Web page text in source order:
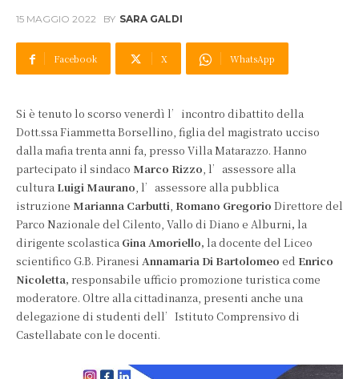
15 MAGGIO 2022 BY SARA GALDI
Facebook X WhatsApp
Si è tenuto lo scorso venerdì l’incontro dibattito della
Dott.ssa Fiammetta Borsellino, figlia del magistrato ucciso
dalla mafia trenta anni fa, presso Villa Matarazzo. Hanno
partecipato il sindaco Marco Rizzo, l’assessore alla
cultura Luigi Maurano, l’assessore alla pubblica
istruzione Marianna Carbutti, Romano Gregorio Direttore del
Parco Nazionale del Cilento, Vallo di Diano e Alburni, la
dirigente scolastica Gina Amoriello, la docente del Liceo
scientifico G.B. Piranesi Annamaria Di Bartolomeo ed Enrico
Nicoletta, responsabile ufficio promozione turistica come
moderatore. Oltre alla cittadinanza, presenti anche una
delegazione di studenti dell’Istituto Comprensivo di
Castellabate con le docenti.